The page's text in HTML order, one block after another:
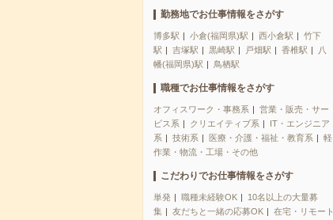
勤務地でお仕事情報をさがす
博多駅 小倉(福岡県)駅 西小倉駅
竹下
駅
吉塚駅 黒崎駅 戸畑駅 香椎駅
八
幡(福岡県)駅
鳥栖駅
職種でお仕事情報をさがす
オフィスワーク・事務系
営業・販売・サー
ビス系
クリエイティブ系
IT・エンジニア
系
技術系 医療・介護・福祉・教育系
軽
作業・物流・工場・その他
こだわりでお仕事情報をさがす
単発 職種未経験OK
10名以上の大量募
集
友だちと一緒の応募OK
在宅・リモート